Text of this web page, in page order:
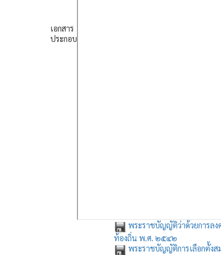
เอกสาร
ประกอบ
พระราชบัญญัติว่าด้วยการล
ท้องถิ่น พ.ศ. ๒๕๔๒
พระราชบัญญัติการเลือกตั้ง